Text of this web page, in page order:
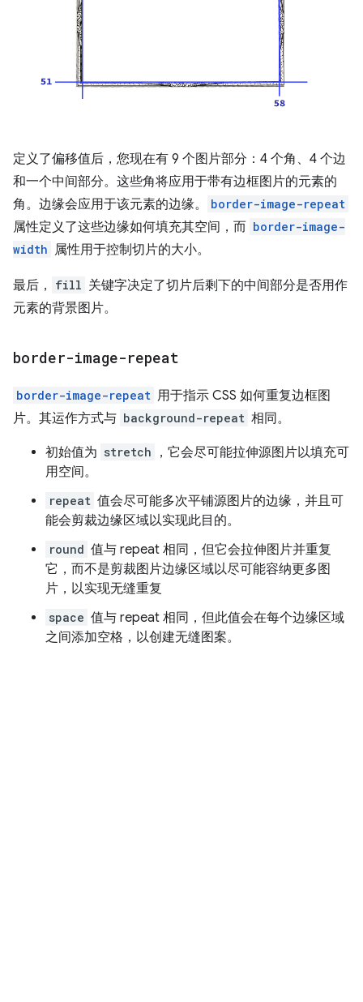
定义了偏移值后，您现在有 9 个图片部分：4 个角、4 个边
和一个中间部分。这些角将应用于带有边框图片的元素的
角。边缘会应用于该元素的边缘。
border-image-repeat
属性定义了这些边缘如何填充其空间，而 border-image-
width 属性用于控制切片的大小。
最后， fill 关键字决定了切片后剩下的中间部分是否用作
元素的背景图片。
border-image-repeat
border-image-repeat 用于指示 CSS 如何重复边框图
片。其运作方式与 background-repeat 相同。
初始值为 stretch
，它会尽可能拉伸源图片以填充可
用空间。
repeat 值会尽可能多次平铺源图片的边缘，并且可
能会剪裁边缘区域以实现此目的。
round 值与 repeat 相同，但它会拉伸图片并重复
它，而不是剪裁图片边缘区域以尽可能容纳更多图
片，以实现无缝重复
space 值与 repeat 相同，但此值会在每个边缘区域
之间添加空格，以创建无缝图案。